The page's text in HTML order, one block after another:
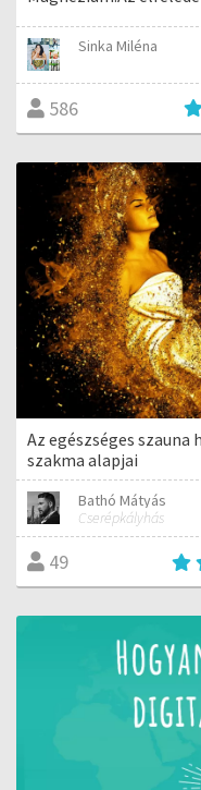
Sinka Miléna
586
Az egészséges
szakma alapjai
Bathó Mátyás
Cserépkályhás
49